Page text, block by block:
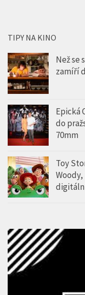
TIPY NA KINO
Než se
zamíří
Epická
do
70mm
Toy